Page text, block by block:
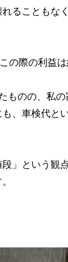
ることもな
際の利益は
のの、私
、車検代と
」という観